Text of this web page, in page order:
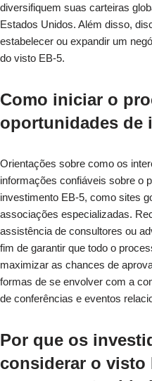
diversifiquem suas carteiras
Estados Unidos. Além disso,
estabelecer ou expandir um
do visto EB-5.
Como iniciar o
oportunidades de
Orientações sobre como os
informações confiáveis ​​sobre o
investimento EB-5, como sites
associações especializadas.
assistência de consultores ou
fim de garantir que todo o
maximizar as chances de
formas de se envolver com a
de conferências e eventos
Por que os
considerar o visto